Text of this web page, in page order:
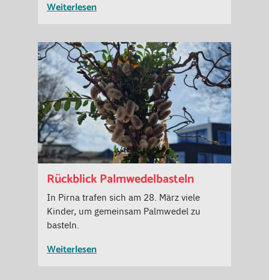
Weiterlesen
Rückblick Palmwedelbasteln
In Pirna trafen sich am 28. März viele
Kinder, um gemeinsam Palmwedel zu
basteln.
Weiterlesen